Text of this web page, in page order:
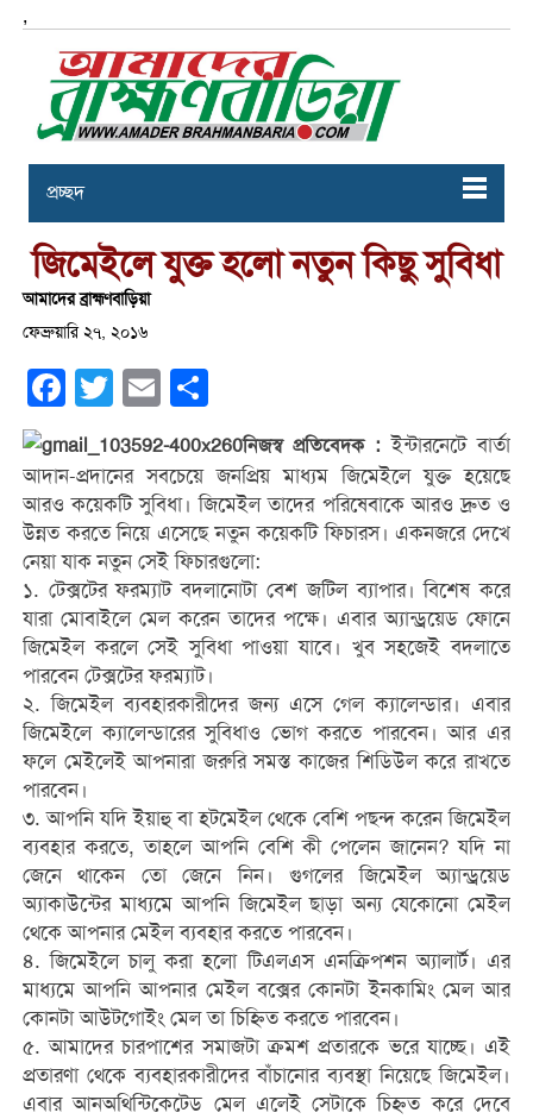
,
প্রচ্ছদ
জিমেইলে যুক্ত হলো নতুন কিছু সুবিধা
আমাদের ব্রাহ্মণবাড়িয়া
ফেব্রুয়ারি ২৭, ২০১৬
Facebook
Twitter Email
নিজস্ব প্রতিবেদক : ইন্টারনেটে বার্তা
আদান-প্রদানের সবচেয়ে জনপ্রিয় মাধ্যম জিমেইলে যুক্ত হয়েছে
আরও কয়েকটি সুবিধা। জিমেইল তাদের পরিষেবাকে আরও দ্রুত ও
উন্নত করতে নিয়ে এসেছে নতুন কয়েকটি ফিচারস। একনজরে দেখে
নেয়া যাক নতুন সেই ফিচারগুলো:
১. টেক্সটের ফরম্যাট বদলানোটা বেশ জটিল ব্যাপার। বিশেষ করে
যারা মোবাইলে মেল করেন তাদের পক্ষে। এবার অ্যান্ড্রয়েড ফোনে
জিমেইল করলে সেই সুবিধা পাওয়া যাবে। খুব সহজেই বদলাতে
পারবেন টেক্সটের ফরম্যাট।
২. জিমেইল ব্যবহারকারীদের জন্য এসে গেল ক্যালেন্ডার। এবার
জিমেইলে ক্যালেন্ডারের সুবিধাও ভোগ করতে পারবেন। আর এর
ফলে মেইলেই আপনারা জরুরি সমস্ত কাজের শিডিউল করে রাখতে
পারবেন।
৩. আপনি যদি ইয়াহু বা হটমেইল থেকে বেশি পছন্দ করেন জিমেইল
ব্যবহার করতে, তাহলে আপনি বেশি কী পেলেন জানেন? যদি না
জেনে থাকেন তো জেনে নিন। গুগলের জিমেইল অ্যান্ড্রয়েড
অ্যাকাউন্টের মাধ্যমে আপনি জিমেইল ছাড়া অন্য যেকোনো মেইল
থেকে আপনার মেইল ব্যবহার করতে পারবেন।
৪. জিমেইলে চালু করা হলো টিএলএস এনক্রিপশন অ্যালার্ট। এর
মাধ্যমে আপনি আপনার মেইল বক্সের কোনটা ইনকামিং মেল আর
কোনটা আউটগোইং মেল তা চিহ্নিত করতে পারবেন।
৫. আমাদের চারপাশের সমাজটা ক্রমশ প্রতারকে ভরে যাচ্ছে। এই
প্রতারণা থেকে ব্যবহারকারীদের বাঁচানোর ব্যবস্থা নিয়েছে জিমেইল।
এবার আনঅথিন্টিকেটেড মেল এলেই সেটাকে চিহ্নত করে দেবে